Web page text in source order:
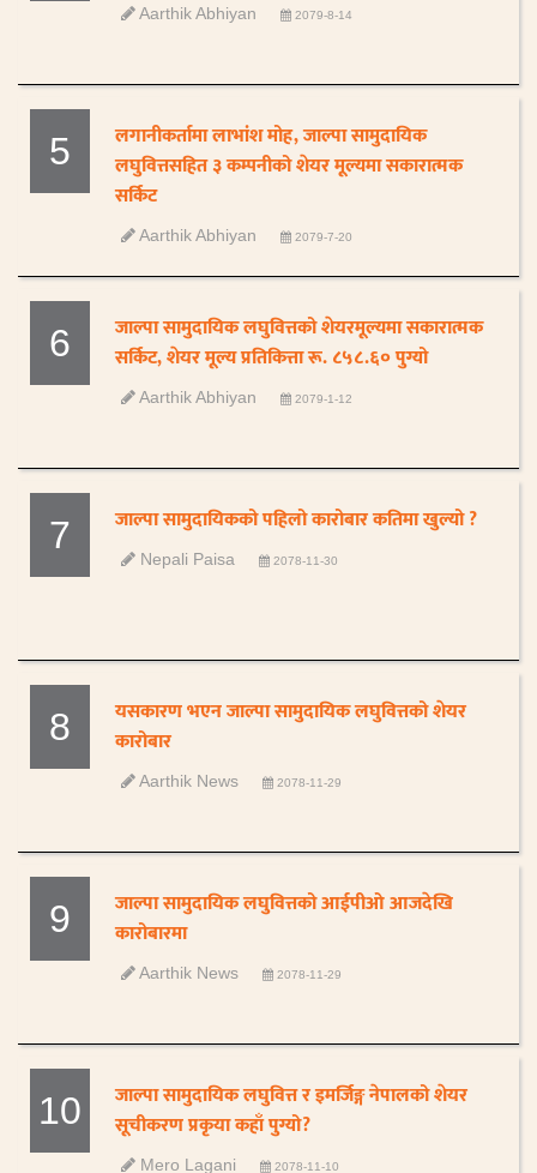
Aarthik Abhiyan 2079-8-14
5
लगानीकर्तामा लाभांश मोह, जाल्पा सामुदायिक
लघुवित्तसहित ३ कम्पनीको शेयर मूल्यमा सकारात्मक
सर्किट
Aarthik Abhiyan 2079-7-20
6
जाल्पा सामुदायिक लघुवित्तको शेयरमूल्यमा सकारात्मक
सर्किट, शेयर मूल्य प्रतिकित्ता रू. ८५८.६० पुग्यो
Aarthik Abhiyan 2079-1-12
7 जाल्पा सामुदायिकको पहिलो कारोबार कतिमा खुल्यो ?
Nepali Paisa 2078-11-30
8
यसकारण भएन जाल्पा सामुदायिक लघुवित्तको शेयर
कारोबार
Aarthik News 2078-11-29
9
जाल्पा सामुदायिक लघुवित्तको आईपीओ आजदेखि
कारोबारमा
Aarthik News 2078-11-29
10
जाल्पा सामुदायिक लघुवित्त र इमर्जिङ्ग नेपालको शेयर
सूचीकरण प्रकृया कहाँ पुग्यो?
Mero Lagani 2078-11-10